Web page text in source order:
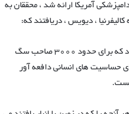
آمریكا ارائه شد ، محققان به
، دیویس ، دریافتند كه:
این مطالعه شامل دو نظرسنجی جداگانه بود که برای حدود 3000 صاحب سگ
حساسیت های انسانی دافعه آور